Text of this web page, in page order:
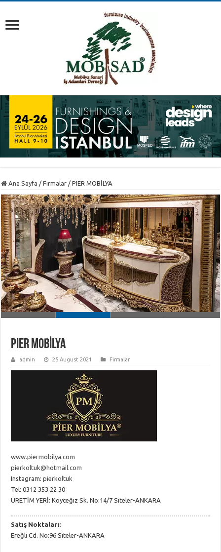
Ana Sayfa / Firmalar / PIER MOBİLYA
PIER MOBİLYA
admin 25 August 2021 Firmalar
www.piermobilya.com
pierkoltuk@hotmail.com
Instagram:pierkoltuk
Tel: 0312 353 22 30
ÜRETİM YERİ: Köyceğiz Sk. No:14/7 Siteler-ANKARA
Satış Noktaları:
Ereğli Cd. No:96 Siteler-ANKARA